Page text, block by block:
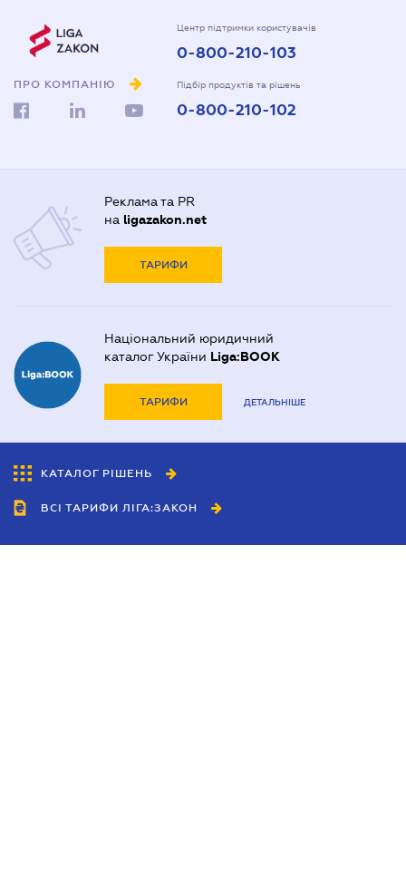
ПРО КОМПАНІЮ
Центр підтримки користувачів
0-800-210-103
Підбір продуктів та рішень
0-800-210-102
Реклама та PR
на ligazakon.net
ТАРИФИ
Національний юридичний
каталог України Liga:BOOK
ТАРИФИ ДЕТАЛЬНІШЕ
КАТАЛОГ РІШЕНЬ
ВСІ ТАРИФИ ЛІГА:ЗАКОН